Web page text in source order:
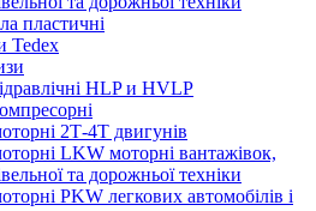
пластичні
Tedex
HLP и HVLP
2Т-4Т двигунів
LKW моторні вантажівок,
та дорожньої техніки
PKW легкових автомобілів і